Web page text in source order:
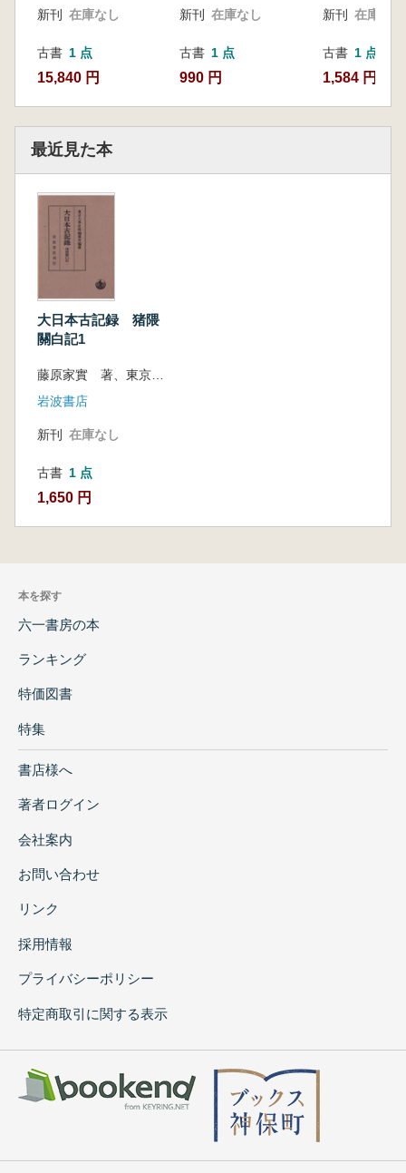
新刊 在庫なし
古書 1 点
15,840 円
新刊 在庫なし
古書 1 点
990 円
新刊 在庫なし
古書 1 点
1,584 円
最近見た本
大日本古記録 猪隈
關白記1
岩波書店
新刊 在庫なし
古書 1 点
1,650 円
本を探す
六一書房の本
ランキング
特価図書
特集
書店様へ
著者ログイン
会社案内
お問い合わせ
リンク
採用情報
プライバシーポリシー
特定商取引に関する表示